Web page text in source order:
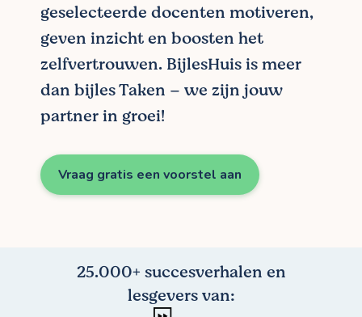
geselecteerde docenten motiveren,
geven inzicht en boosten het
zelfvertrouwen. BijlesHuis is meer
dan bijles Taken – we zijn jouw
partner in groei!
Vraag gratis een voorstel aan
25.000+ succesverhalen en
lesgevers van: